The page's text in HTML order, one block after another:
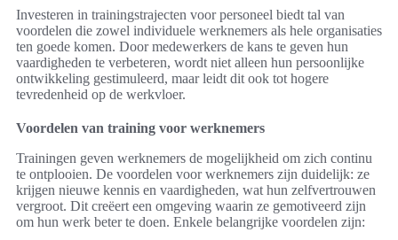
Investeren in trainingstrajecten voor personeel biedt tal van
voordelen die zowel individuele werknemers als hele organisaties
ten goede komen. Door medewerkers de kans te geven hun
vaardigheden te verbeteren, wordt niet alleen hun persoonlijke
ontwikkeling gestimuleerd, maar leidt dit ook tot hogere
tevredenheid op de werkvloer.
Voordelen van training voor werknemers
Trainingen geven werknemers de mogelijkheid om zich continu
te ontplooien. De voordelen voor werknemers zijn duidelijk: ze
krijgen nieuwe kennis en vaardigheden, wat hun zelfvertrouwen
vergroot. Dit creëert een omgeving waarin ze gemotiveerd zijn
om hun werk beter te doen. Enkele belangrijke voordelen zijn: